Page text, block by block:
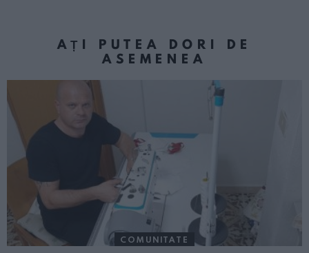
AȚI PUTEA DORI DE
ASEMENEA
COMUNITATE